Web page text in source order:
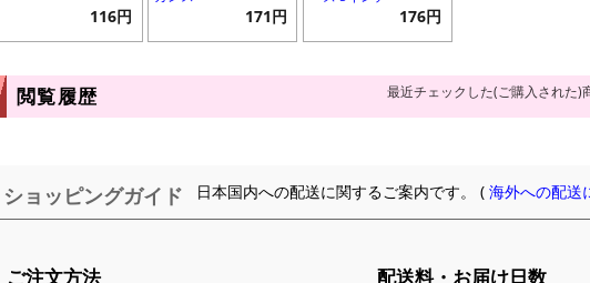
116円 171円 176円
閲覧履歴 最近チェックした(ご購入された)
ショッピングガイド 日本国内への配送に関するご案内です。 (海外への配送
ご注文方法 配送料・お届け日数